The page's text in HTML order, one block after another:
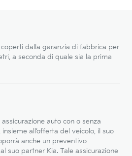
dalla garanzia di fabbrica per
a seconda di quale sia la prima
auto con o senza
all’offerta del veicolo, il suo
anche un preventivo
suo partner Kia. Tale assicurazione